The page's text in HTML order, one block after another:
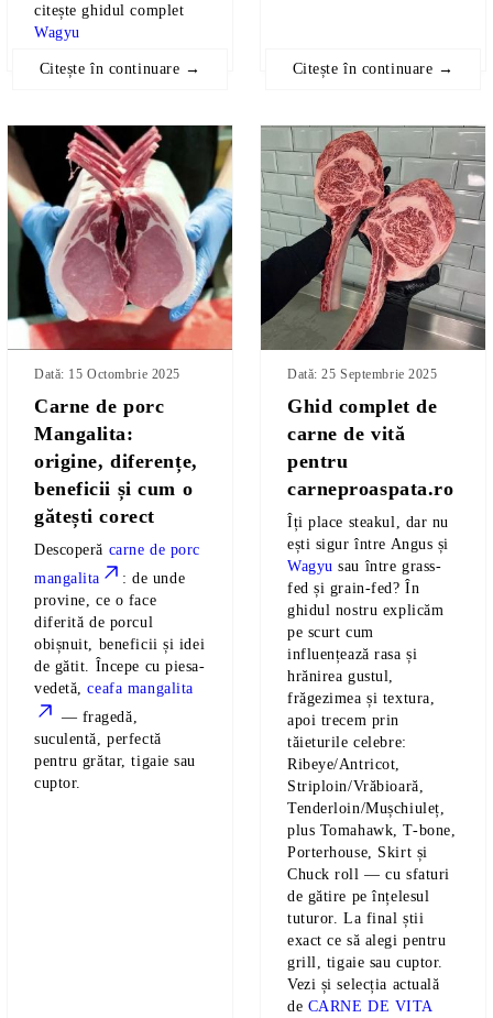
citește ghidul complet
Wagyu
Citește în continuare → Citește în continuare →
Carne de porc
Mangalita:
origine, diferențe,
beneficii și cum o
gătești corect
Dată: 15 Octombrie 2025
Descoperă carne de porc
mangalita
: de unde
provine, ce o face
diferită de porcul
obișnuit, beneficii și idei
de gătit. Începe cu piesa-
vedetă,ceafa mangalita
— fragedă,
suculentă, perfectă
pentru grătar, tigaie sau
cuptor.
Ghid complet de
carne de vită
pentru
carneproaspata.ro
Dată: 25 Septembrie 2025
Îți place steakul, dar nu
ești sigur între Angus și
Wagyusau între grass-
fed și grain-fed? În
ghidul nostru explicăm
pe scurt cum
influențează rasa și
hrănirea gustul,
frăgezimea și textura,
apoi trecem prin
tăieturile celebre:
Ribeye/Antricot,
Striploin/Vrăbioară,
Tenderloin/Mușchiuleț,
plus Tomahawk, T-bone,
Porterhouse, Skirt și
Chuck roll — cu sfaturi
de gătire pe înțelesul
tuturor. La final știi
exact ce să alegi pentru
grill, tigaie sau cuptor.
Vezi și selecția actuală
de CARNE DE VITA